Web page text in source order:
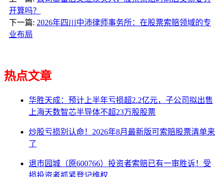
开算吗？
下一篇: 2026年四川中沛律师事务所：在股票索赔领域的专
业布局
热点文章
华胜天成：预计上半年亏损超2.2亿元，子公司拟出售
上海天数智芯半导体不超23万股股票
炒股亏损别认命！2026年8月最新版可索赔股票清单来
了
退市园城（原600766）投资者索赔已有一审胜诉！受
损投资者抓紧登记维权